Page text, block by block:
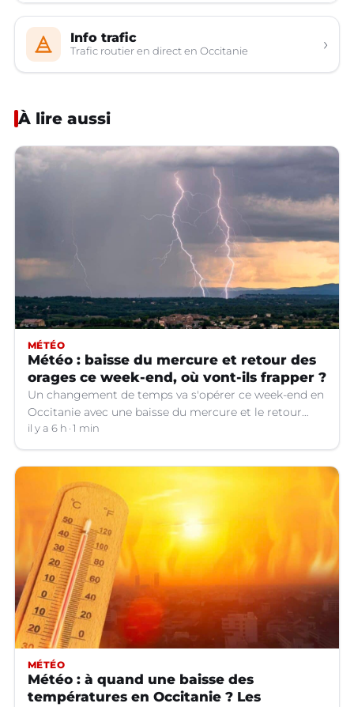
Info trafic
Trafic routier en direct en Occitanie ›
À lire aussi
MÉTÉO
Météo : baisse du mercure et retour des
orages ce week-end, où vont-ils frapper ?
Un changement de temps va s'opérer ce week-end en
Occitanie avec une baisse du mercure et le retour
d'orages dans certains départements.
il y a 6 h 1 min
MÉTÉO
Météo : à quand une baisse des
températures en Occitanie ? Les